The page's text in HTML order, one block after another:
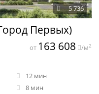
Первых)
5 736
12 мин
8 мин
от 163 608 /м2